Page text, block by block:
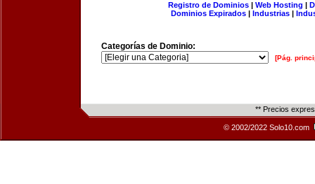
Registro de Dominios| Web Hosting |
Dominios Expirados | Industrias |
Categorías de Dominio:
[Pág.
** Precios
© 2002/2022 Solo10.com